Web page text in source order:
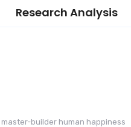
Research Analysis
builder human happiness